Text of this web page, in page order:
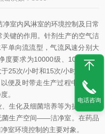
室内风淋室的环境控制及日常
键的作用。针剂生产的空气洁
单向流流型，气流风速分别大
要求为10000级、100000级
25次/小时和15次/小时（3000
便及时带走生产过程中产生的
。
生化及细菌培养等为提高产品
菌生产空间——洁净室。在药品
室环境控制的主要对象。
电话咨询